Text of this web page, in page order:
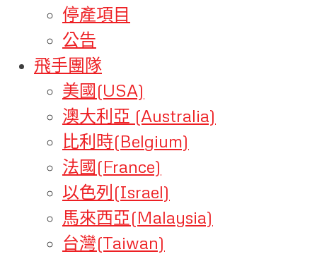
停產項目
公告
飛手團隊
美國(USA)
澳大利亞 (Australia)
比利時(Belgium)
法國(France)
以色列(Israel)
馬來西亞(Malaysia)
台灣(Taiwan)